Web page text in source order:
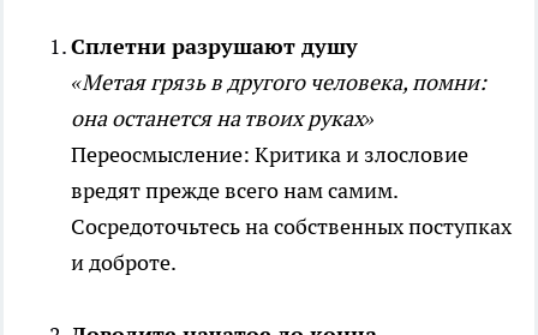
Сплетни разрушают душу
«Метая грязь в другого человека, помни:
она останется на твоих руках»
Переосмысление: Критика и злословие
вредят прежде всего нам самим.
Сосредоточьтесь на собственных поступках
и доброте.